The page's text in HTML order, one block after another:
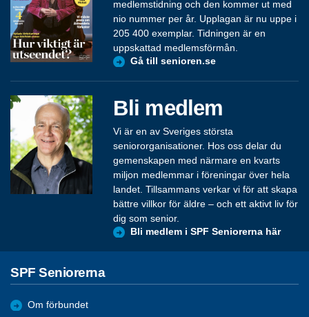
medlemstidning och den kommer ut med
nio nummer per år. Upplagan är nu uppe i
205 400 exemplar. Tidningen är en
uppskattad medlemsförmån.
Gå till senioren.se
Bli medlem
Vi är en av Sveriges största
seniororganisationer. Hos oss delar du
gemenskapen med närmare en kvarts
miljon medlemmar i föreningar över hela
landet. Tillsammans verkar vi för att skapa
bättre villkor för äldre – och ett aktivt liv för
dig som senior.
Bli medlem i SPF Seniorerna här
SPF Seniorerna
Om förbundet